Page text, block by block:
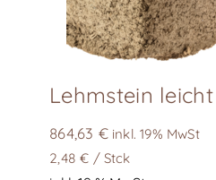
Lehmstein
864,63 € inkl. 19% MwSt
2,48€ / Stck